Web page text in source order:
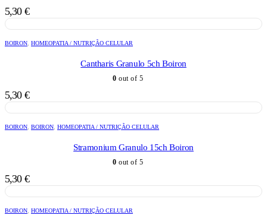
5,30 €
BOIRON HOMEOPATIA / NUTRIÇÃO CELULAR
Cantharis Granulo 5ch Boiron
0 out of 5
5,30 €
BOIRON BOIRON HOMEOPATIA / NUTRIÇÃO CELULAR
Stramonium Granulo 15ch Boiron
0 out of 5
5,30 €
BOIRON HOMEOPATIA / NUTRIÇÃO CELULAR